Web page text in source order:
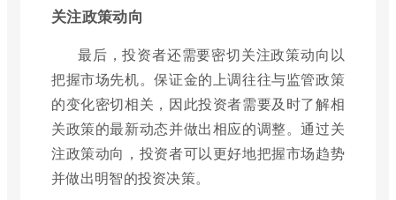
关注政策动向
最后，投资者还需要密切关注政策动向以
把握市场先机。保证金的上调往往与监管政策
的变化密切相关，因此投资者需要及时了解相
关政策的最新动态并做出相应的调整。通过关
注政策动向，投资者可以更好地把握市场趋势
并做出明智的投资决策。